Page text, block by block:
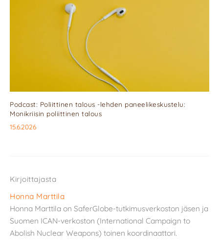
Podcast: Poliittinen talous -lehden paneelikeskustelu:
Monikriisin poliittinen talous
15.6.2026
Kirjoittajasta
Honna Marttila
Honna Marttila on SaferGlobe-tutkimusverkoston jäsen ja
Suomen ICAN-verkoston (International Campaign to
Abolish Nuclear Weapons) toinen koordinaattori.